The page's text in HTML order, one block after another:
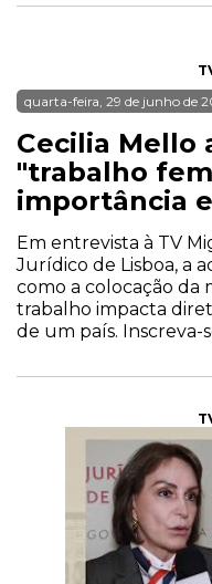
quarta-feira, 29 de junho de
Cecilia Mello
"trabalho
importância
Em entrevista à TV
Jurídico de Lisboa, a
como a colocação
trabalho impacta
de um país. Inscreva-